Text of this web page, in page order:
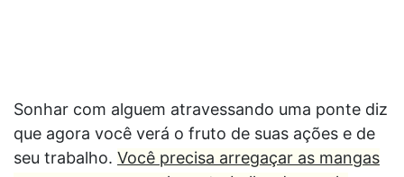
Sonhar com alguem atravessando uma ponte diz
que agora você verá o fruto de suas ações e de
seu trabalho. Você precisa arregaçar as mangas